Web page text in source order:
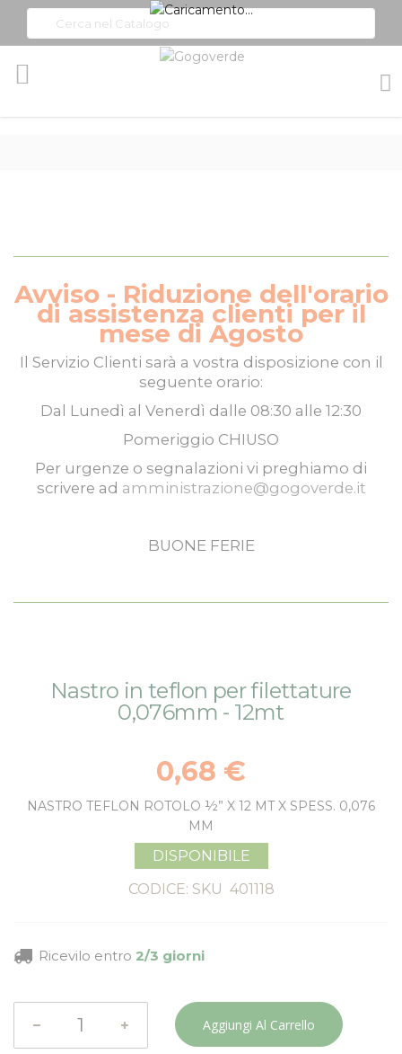
Avviso - Riduzione dell'orario
di assistenza clienti per il
mese di Agosto
Il Servizio Clienti sarà a vostra disposizione con il
seguente orario:
Dal Lunedì al Venerdì dalle 08:30 alle 12:30
Pomeriggio CHIUSO
Per urgenze o segnalazioni vi preghiamo di
scrivere ad amministrazione@gogoverde.it
BUONE FERIE
all'inizioNastro in teflon per filettature
0,076mm - 12mt
0,68 €
NASTRO TEFLON ROTOLO ½” X 12 MT X SPESS. 0,076
MM
DISPONIBILE
CODICE: SKU 401118
Ricevilo entro 2/3 giorni
Aggiungi Al Carrello